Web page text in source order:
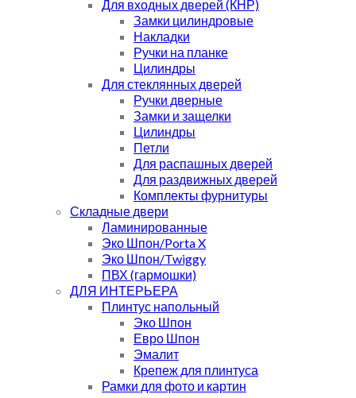
Для входных дверей (КНР)
Замки цилиндровые
Накладки
Ручки на планке
Цилиндры
Для стеклянных дверей
Ручки дверные
Замки и защелки
Цилиндры
Петли
Для распашных дверей
Для раздвижных дверей
Комплекты фурнитуры
Складные двери
Ламинированные
Эко Шпон/Porta X
Эко Шпон/Twiggy
ПВХ (гармошки)
ДЛЯ ИНТЕРЬЕРА
Плинтус напольный
Эко Шпон
Евро Шпон
Эмалит
Крепеж для плинтуса
Рамки для фото и картин